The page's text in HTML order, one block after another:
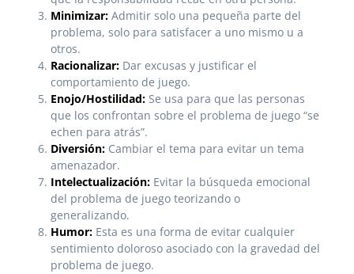
Minimizar: Admitir solo una pequeña parte del
problema, solo para satisfacer a uno mismo u a
otros.
Racionalizar: Dar excusas y justificar el
comportamiento de juego.
Enojo/Hostilidad: Se usa para que las personas
que los confrontan sobre el problema de juego “se
echen para atrás”.
Diversión: Cambiar el tema para evitar un tema
amenazador.
Intelectualización: Evitar la búsqueda emocional
del problema de juego teorizando o
generalizando.
Humor: Esta es una forma de evitar cualquier
sentimiento doloroso asociado con la gravedad del
problema de juego.